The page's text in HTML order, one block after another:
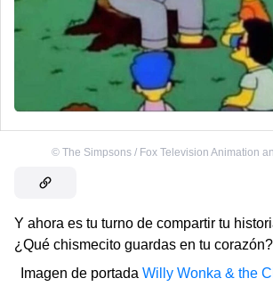
© The Simpsons / Fox Television Animation
Y ahora es tu turno de compartir tu
¿Qué chismecito guardas en tu corazón?
Imagen de portada Willy Wonka & the